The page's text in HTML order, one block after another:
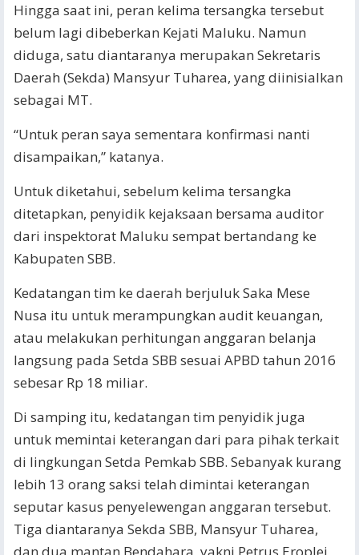
Hingga saat ini, peran kelima tersangka tersebut
belum lagi dibeberkan Kejati Maluku. Namun
diduga, satu diantaranya merupakan Sekretaris
Daerah (Sekda) Mansyur Tuharea, yang diinisialkan
sebagai MT.
“Untuk peran saya sementara konfirmasi nanti
disampaikan,” katanya.
Untuk diketahui, sebelum kelima tersangka
ditetapkan, penyidik kejaksaan bersama auditor
dari inspektorat Maluku sempat bertandang ke
Kabupaten SBB.
Kedatangan tim ke daerah berjuluk Saka Mese
Nusa itu untuk merampungkan audit keuangan,
atau melakukan perhitungan anggaran belanja
langsung pada Setda SBB sesuai APBD tahun 2016
sebesar Rp 18 miliar.
Di samping itu, kedatangan tim penyidik juga
untuk memintai keterangan dari para pihak terkait
di lingkungan Setda Pemkab SBB. Sebanyak kurang
lebih 13 orang saksi telah dimintai keterangan
seputar kasus penyelewengan anggaran tersebut.
Tiga diantaranya Sekda SBB, Mansyur Tuharea,